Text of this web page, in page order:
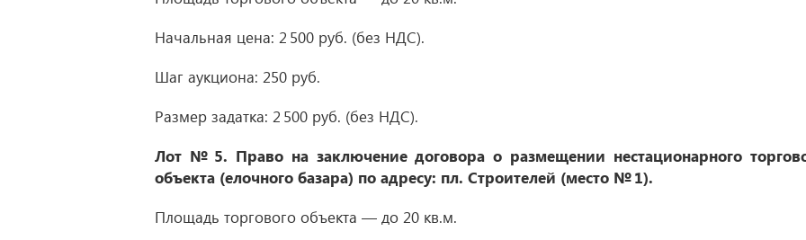
Начальная цена: 2 500 руб. (без НДС).
Шаг аукциона: 250 руб.
Размер задатка: 2 500 руб. (без НДС).
Лот № 5. Право на заключение договора о размещении нестационарного
объекта (елочного базара) по адресу: пл. Строителей (место № 1).
Площадь торгового объекта — до 20 кв.м.